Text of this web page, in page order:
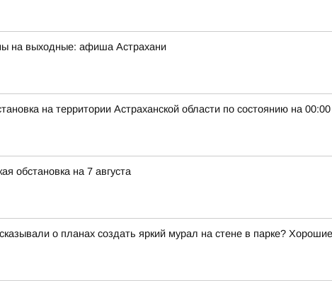
на выходные: афиша Астрахани
на территории Астраханской области по состоянию на
обстановка на 7 августа
о планах создать яркий мурал на стене в парке?